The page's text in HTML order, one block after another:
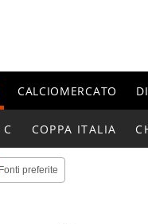
CALCIOMERCATO
C COPPA ITALIA
Fonti preferite